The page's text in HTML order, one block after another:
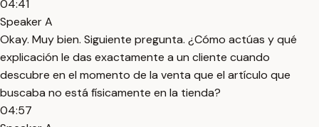
04:41
Speaker A
Okay. Muy bien. Siguiente pregunta. ¿Cómo actúas y qué
explicación le das exactamente a un cliente cuando
descubre en el momento de la venta que el artículo que
buscaba no está físicamente en la tienda?
04:57